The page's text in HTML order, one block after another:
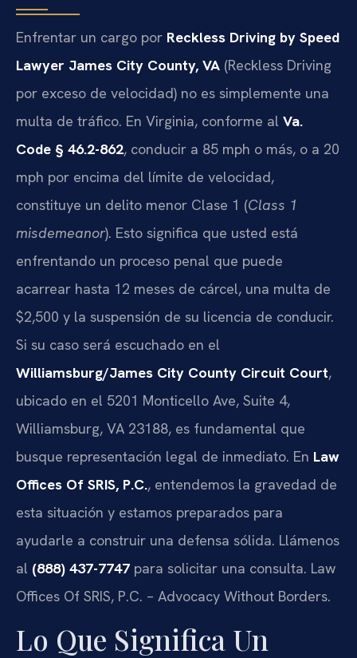
Enfrentar un cargo por Reckless Driving by Speed
Lawyer James City County, VA (Reckless Driving
por exceso de velocidad) no es simplemente una
multa de tráfico. En Virginia, conforme al Va.
Code § 46.2-862, conducir a 85 mph o más, o a 20
mph por encima del límite de velocidad,
constituye un delito menor Clase 1 (Class 1
misdemeanor). Esto significa que usted está
enfrentando un proceso penal que puede
acarrear hasta 12 meses de cárcel, una multa de
$2,500 y la suspensión de su licencia de conducir.
Si su caso será escuchado en el
Williamsburg/James City County Circuit Court,
ubicado en el 5201 Monticello Ave, Suite 4,
Williamsburg, VA 23188, es fundamental que
busque representación legal de inmediato. En Law
Offices Of SRIS, P.C., entendemos la gravedad de
esta situación y estamos preparados para
ayudarle a construir una defensa sólida. Llámenos
al (888) 437-7747 para solicitar una consulta. Law
Offices Of SRIS, P.C. – Advocacy Without Borders.
Lo Que Significa Un